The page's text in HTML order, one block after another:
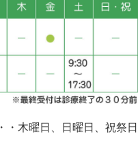
・木曜日、日曜日、祝祭日